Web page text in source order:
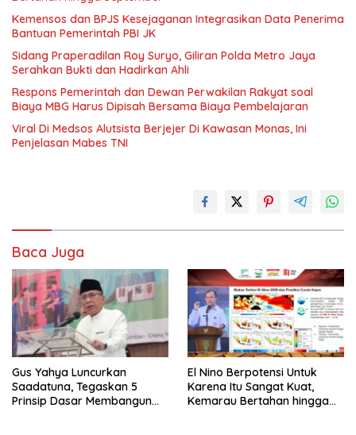
Kemensos dan BPJS Kesejaganan Integrasikan Data Penerima
Bantuan Pemerintah PBI JK
Sidang Praperadilan Roy Suryo, Giliran Polda Metro Jaya
Serahkan Bukti dan Hadirkan Ahli
Respons Pemerintah dan Dewan Perwakilan Rakyat soal
Biaya MBG Harus Dipisah Bersama Biaya Pembelajaran
Viral Di Medsos Alutsista Berjejer Di Kawasan Monas, Ini
Penjelasan Mabes TNI
Baca Juga
Gus Yahya Luncurkan
Saadatuna, Tegaskan 5
Prinsip Dasar Membangun
El Nino Berpotensi Untuk
Karena Itu Sangat Kuat,
Kemarau Bertahan hingga